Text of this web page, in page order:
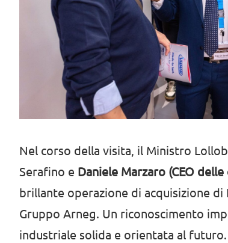
Nel corso della visita, il Ministro
Serafino e Daniele Marzaro (CEO
brillante operazione di acquisizione di
Gruppo Arneg. Un riconoscimento
industriale solida e orientata al futuro.